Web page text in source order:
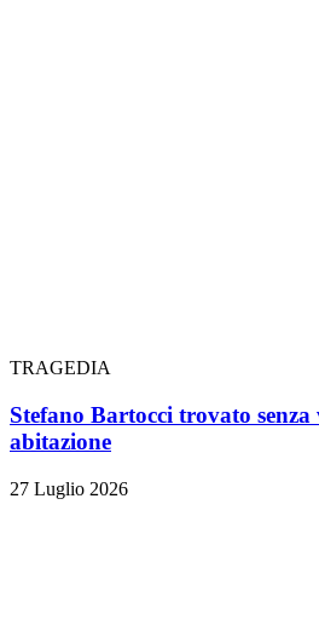
TRAGEDIA
Stefano Bartocci trovato
abitazione
27 Luglio 2026